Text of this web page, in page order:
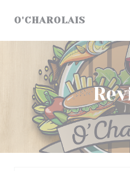
O'CHAROLAIS